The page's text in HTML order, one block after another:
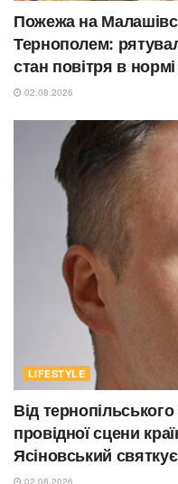
Пожежа на
Тернополем:
стан повітря в нормі
02.08.2026
LIFESTYLE
Від
провідної сцени
Ясіновський
02.08.2026